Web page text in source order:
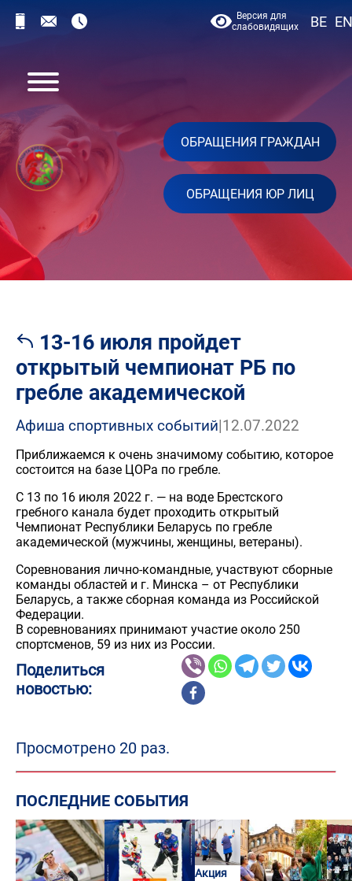
Версия для
слабовидящих
BE EN
ОБРАЩЕНИЯ ГРАЖДАН
ОБРАЩЕНИЯ ЮР ЛИЦ
13-16 июля пройдет
открытый чемпионат РБ по
гребле академической
Афиша спортивных событий|12.07.2022
Приближаемся к очень значимому событию, которое
состоится на базе ЦОРа по гребле.
С 13 по 16 июля 2022 г. — на воде Брестского
гребного канала будет проходить открытый
Чемпионат Республики Беларусь по гребле
академической (мужчины, женщины, ветераны).
Соревнования лично-командные, участвуют сборные
команды областей и г. Минска – от Республики
Беларусь, а также сборная команда из Российской
Федерации.
В соревнованиях принимают участие около 250
спортсменов, 59 из них из России.
Поделиться
новостью:
Просмотрено 20 раз.
ПОСЛЕДНИЕ СОБЫТИЯ
Акция